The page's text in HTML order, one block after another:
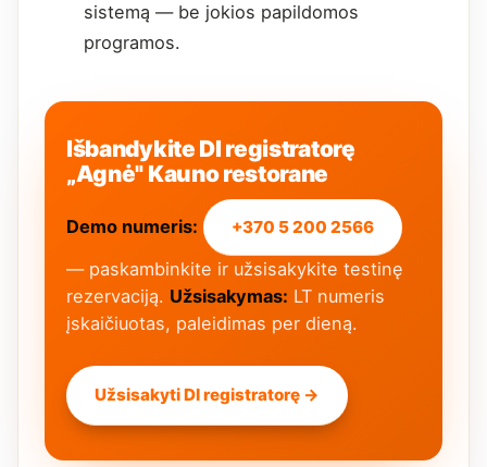
sistemą — be jokios papildomos
programos.
Išbandykite DI registratorę
„Agnė" Kauno restorane
Demo numeris: +370 5 200 2566
— paskambinkite ir užsisakykite testinę
rezervaciją. Užsisakymas: LT numeris
įskaičiuotas, paleidimas per dieną.
Užsisakyti DI registratorę →